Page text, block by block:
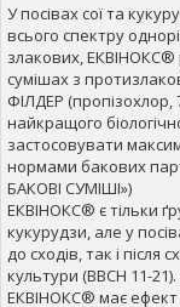
У посівах сої та
всього спектру
злакових,
сумішах з
ФІЛДЕР (пропізохлор,
найкращого
застосовувати
нормами бакових
БАКОВІ СУМІШІ»)
ЕКВІНОКС® є тільки
кукурудзи, але у
до сходів, так і
культури (ВВСН 11-
ЕКВІНОКС® має ефект